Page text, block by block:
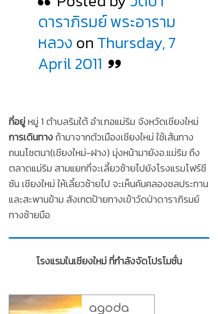
ดาราภิรมย์ พระอาราม
หลวง on Thursday, 7
April 2011
ที่อยู่หมู่ 1 ตำบลริมใต้ อำเภอแม่ริม จังหวัดเชียงใหม่
การเดินทางถ้ามาจากตัวเมืองเชียงใหม่ ใช้เส้นทาง
ถนนโชตนา(เชียงใหม่-ฝาง) มุ่งหน้ามายังอ.แม่ริม ถึง
ตลาดแม่ริม สามแยกที่จะเลี้ยวซ้ายไปยังโรงแรมโฟร์ซี
ซัน เชียงใหม่ ให้เลี้ยวซ้ายไป จะเห็นคันคลองชลประทาน
และสะพานข้าม สังเกตป้ายทางเข้าวัดป่าดาราภิรมย์
ทางซ้ายมือ
โรงแรมในเชียงใหม่ ที่กำลังจัดโปรโมชั่น